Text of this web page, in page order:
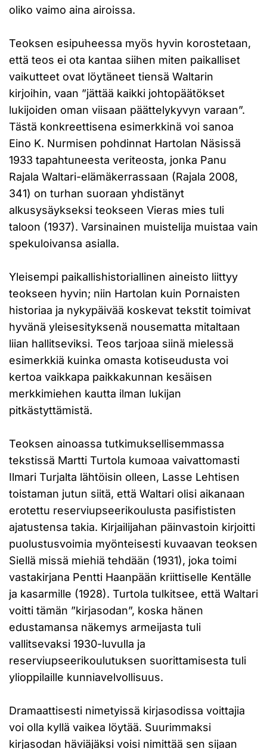
oliko vaimo aina airoissa.
Teoksen esipuheessa myös hyvin korostetaan,
että teos ei ota kantaa siihen miten paikalliset
vaikutteet ovat löytäneet tiensä Waltarin
kirjoihin, vaan ”jättää kaikki johtopäätökset
lukijoiden oman viisaan päättelykyvyn varaan”.
Tästä konkreettisena esimerkkinä voi sanoa
Eino K. Nurmisen pohdinnat Hartolan Näsissä
1933 tapahtuneesta veriteosta, jonka Panu
Rajala Waltari-elämäkerrassaan (Rajala 2008,
341) on turhan suoraan yhdistänyt
alkusysäykseksi teokseen Vieras mies tuli
taloon (1937). Varsinainen muistelija muistaa vain
spekuloivansa asialla.
Yleisempi paikallishistoriallinen aineisto liittyy
teokseen hyvin; niin Hartolan kuin Pornaisten
historiaa ja nykypäivää koskevat tekstit toimivat
hyvänä yleisesityksenä nousematta mitaltaan
liian hallitseviksi. Teos tarjoaa siinä mielessä
esimerkkiä kuinka omasta kotiseudusta voi
kertoa vaikkapa paikkakunnan kesäisen
merkkimiehen kautta ilman lukijan
pitkästyttämistä.
Teoksen ainoassa tutkimuksellisemmassa
tekstissä Martti Turtola kumoaa vaivattomasti
Ilmari Turjalta lähtöisin olleen, Lasse Lehtisen
toistaman jutun siitä, että Waltari olisi aikanaan
erotettu reserviupseerikoulusta pasifististen
ajatustensa takia. Kirjailijahan päinvastoin kirjoitti
puolustusvoimia myönteisesti kuvaavan teoksen
Siellä missä miehiä tehdään (1931), joka toimi
vastakirjana Pentti Haanpään kriittiselle Kentälle
ja kasarmille (1928). Turtola tulkitsee, että Waltari
voitti tämän ”kirjasodan”, koska hänen
edustamansa näkemys armeijasta tuli
vallitsevaksi 1930-luvulla ja
reserviupseerikoulutuksen suorittamisesta tuli
ylioppilaille kunniavelvollisuus.
Dramaattisesti nimetyissä kirjasodissa voittajia
voi olla kyllä vaikea löytää. Suurimmaksi
kirjasodan häviäjäksi voisi nimittää sen sijaan